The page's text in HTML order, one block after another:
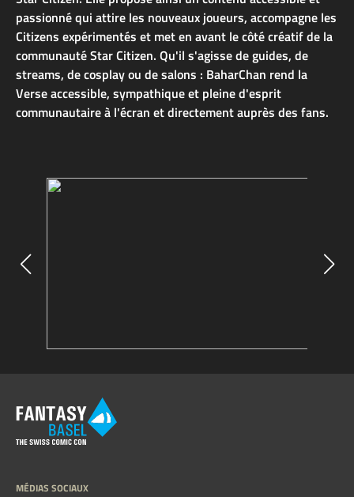
passionné qui attire les nouveaux joueurs, accompagne les
Citizens expérimentés et met en avant le côté créatif de la
communauté Star Citizen. Qu'il s'agisse de guides, de
streams, de cosplay ou de salons : BaharChan rend la
Verse accessible, sympathique et pleine d'esprit
communautaire à l'écran et directement auprès des fans.
MÉDIAS SOCIAUX